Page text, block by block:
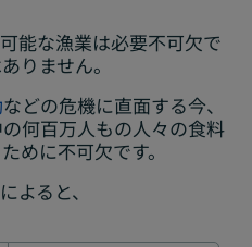
能な漁業は必要不可欠で
りません。
などの危機に直面する今、
何百万人もの人々の食料
めに不可欠です。
よると、